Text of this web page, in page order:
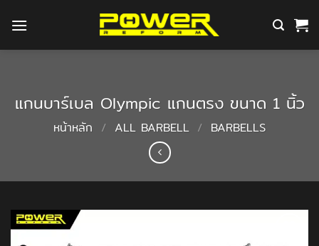
แกนบาร์เบล Olympic แกนตรง ขนาด 1 นิ้ว
หน้าหลัก / ALL BARBELL / BARBELLS